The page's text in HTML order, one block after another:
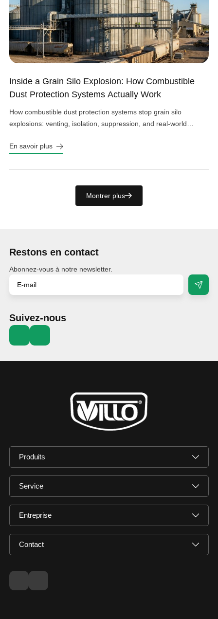
Inside a Grain Silo Explosion: How Combustible
Dust Protection Systems Actually Work
How combustible dust protection systems stop grain silo
explosions: venting, isolation, suppression, and real-world
En savoir plus
Montrer plus
Restons en contact
Abonnez-vous à notre newsletter.
Suivez-nous
Produits
Service
Entreprise
Contact